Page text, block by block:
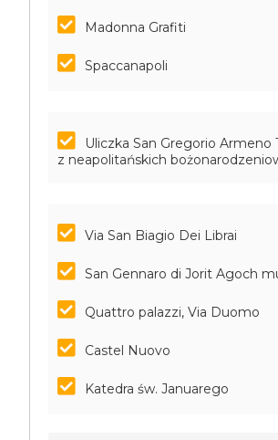
Madonna Grafiti
Spaccanapoli
Uliczka San Gregorio Armeno
z neapolitańskich
Via San Biagio Dei Librai
San Gennaro di Jorit Agoch
Quattro palazzi, Via Duomo
Castel Nuovo
Katedra św. Januarego